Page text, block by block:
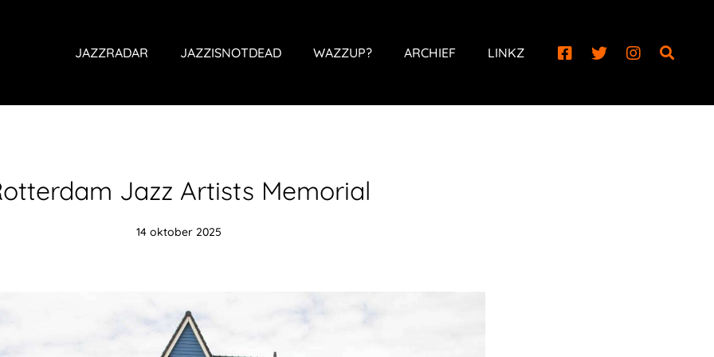
JAZZRADAR JAZZISNOTDEAD WAZZUP? ARCHIEF LINKZ
Jazz Artists Memorial
14 oktober 2025